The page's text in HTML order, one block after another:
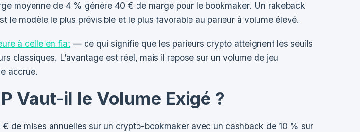
moyenne de 4 % génère 40 € de marge pour le bookmaker. Un rakeback
modèle le plus prévisible et le plus favorable au parieur à volume élevé.
à celle en fiat — ce qui signifie que les parieurs crypto atteignent les seuils
classiques. L’avantage est réel, mais il repose sur un volume de jeu
accrue.
Vaut-il le Volume Exigé ?
de mises annuelles sur un crypto-bookmaker avec un cashback de 10 % sur